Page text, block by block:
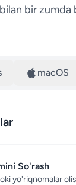
bir zumda
macOS
So'rash
yo'riqnomalar